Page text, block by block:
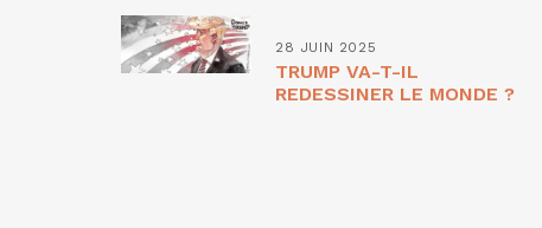
28 JUIN 2025
TRUMP VA-T-IL
REDESSINER LE MONDE ?